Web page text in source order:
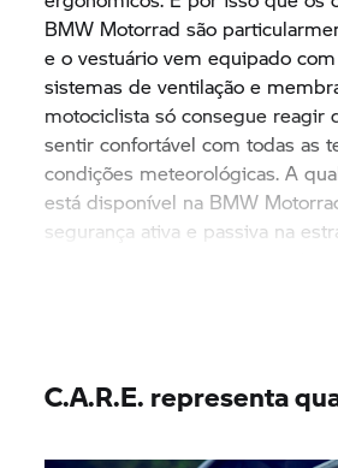
BMW Motorrad são
e o vestuário vem equipado
sistemas de ventilação e
motociclista só consegue reagir
sentir confortável com todas as
condições meteorológicas. A
está disponível na BMW
segurança ativa e passiva na
C.A.R.E. representa